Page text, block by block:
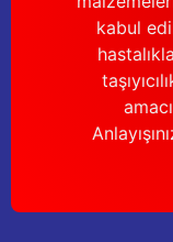
kabul